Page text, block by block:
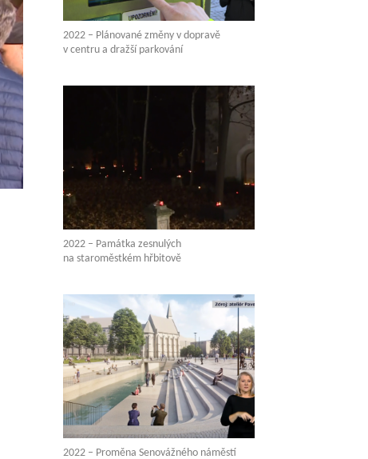
2022 – Plánované změny v dopravě
v centru a dražší parkování
2022 – Památka zesnulých
na staroměstkém hřbitově
2022 – Proměna Senovážného náměstí